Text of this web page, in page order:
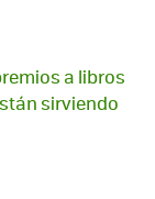
a libros
sirviendo